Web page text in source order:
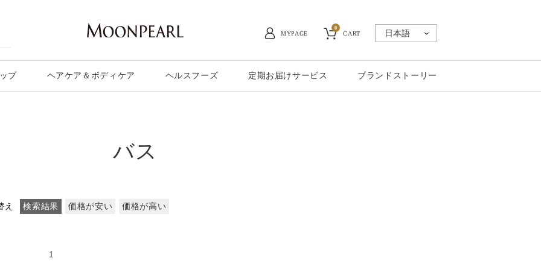
MYPAGE CART
0
プ ヘアケア＆ボディケア ヘルスフーズ 定期お届けサービス ブランドストーリー
バス
え 検索結果 価格が安い 価格が高い
1